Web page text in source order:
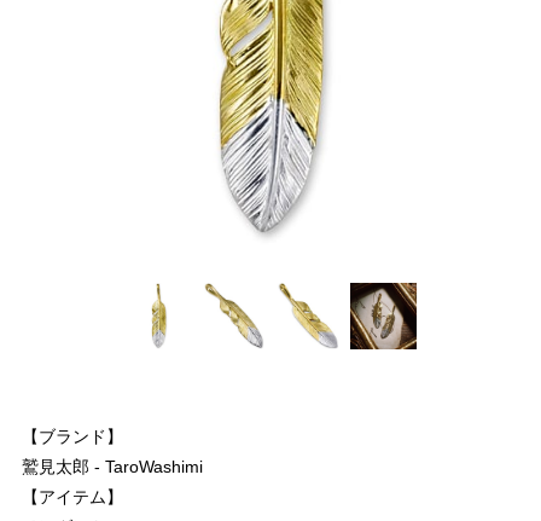
【ブランド】
鷲見太郎 - TaroWashimi
【アイテム】